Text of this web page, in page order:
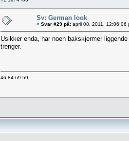
Sv: German look
« Svar #29 på: april 08, 2011, 12:06:06
Usikker enda, har noen bakskjermer
trenger.
46 84 69 59